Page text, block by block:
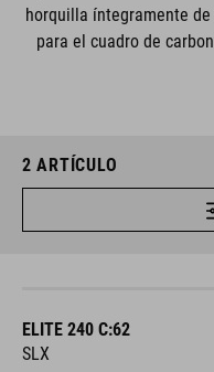
horquilla íntegramente
para el cuadro de
2 ARTÍCULO
ELITE 240 C:62
SLX